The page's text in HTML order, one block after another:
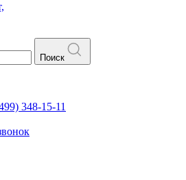
Поиск
348-15-11